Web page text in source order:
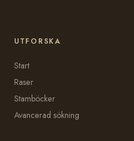
UTFORSKA
Start
Raser
Stamböcker
Avancerad sökning